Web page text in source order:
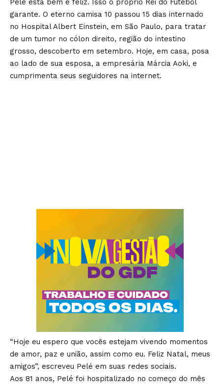
Pelé está bem e feliz. Isso o próprio Rei do Futebol
garante. O eterno camisa 10 passou 15 dias internado
no Hospital Albert Einstein, em São Paulo, para tratar
de um tumor no cólon direito, região do intestino
grosso, descoberto em setembro. Hoje, em casa, posa
ao lado de sua esposa, a empresária Márcia Aoki, e
cumprimenta seus seguidores na internet.
“Hoje eu espero que vocês estejam vivendo momentos
de amor, paz e união, assim como eu. Feliz Natal, meus
amigos”, escreveu Pelé em suas redes sociais.
Aos 81 anos, Pelé foi hospitalizado no começo do mês